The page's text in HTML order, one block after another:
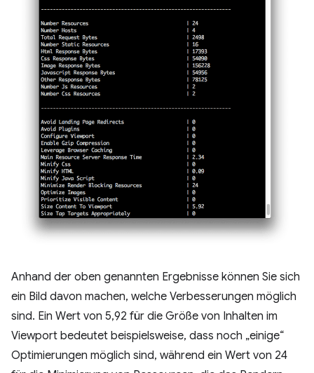
Anhand der oben genannten Ergebnisse können Sie sich
ein Bild davon machen, welche Verbesserungen möglich
sind. Ein Wert von 5,92 für die Größe von Inhalten im
Viewport bedeutet beispielsweise, dass noch „einige“
Optimierungen möglich sind, während ein Wert von 24